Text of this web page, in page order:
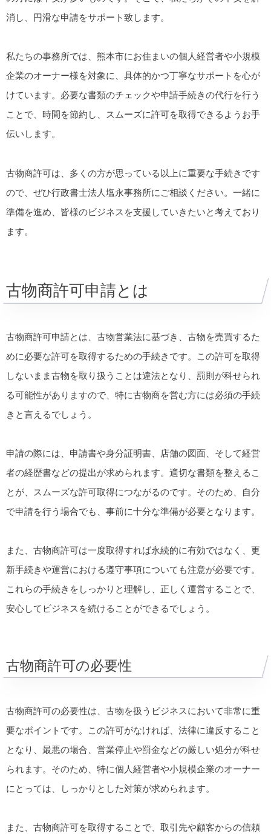
消し、円滑な申請をサポート致します。
私たちの事務所では、熊本市にお住まいの個人経営者や小規模
企業のオーナー様を対象に、具体的かつ丁寧なサポートを心が
けています。必要な書類のチェックや申請手続きの代行を行う
ことで、時間を節約し、スムーズに許可を取得できるようお手
伝いします。
古物商許可は、多くの方が思っている以上に重要な手続きです
ので、ぜひ行政書士法人塩永事務所にご相談ください。一緒に
準備を進め、皆様のビジネスを支援していきたいと考えており
ます。
古物商許可申請とは
古物商許可申請とは、古物営業法に基づき、古物を売買するた
めに必要な許可を取得するための手続きです。この許可を取得
しないまま古物を取り扱うことは違法となり、罰則が科せられ
る可能性がありますので、特に古物商を営む方には必須の手続
きと言えるでしょう。
申請の際には、申請書や身分証明書、店舗の図面、そして経営
者の経歴書などの提出が求められます。適切な書類を整えるこ
とが、スムーズな許可取得につながるのです。そのため、自分
で申請を行う場合でも、事前に十分な準備が必要となります。
また、古物商許可は一度取得すれば永続的に有効ではなく、更
新手続きや運営における遵守事項についても注意が必要です。
これらの手続きをしっかりと理解し、正しく運営することで、
安心してビジネスを続けることができるでしょう。
古物商許可の必要性
古物商許可の必要性は、古物を扱うビジネスにおいて非常に重
要なポイントです。この許可がなければ、法律に違反すること
となり、最悪の場合、営業停止や罰金などの厳しい処分が科せ
られます。そのため、特に個人経営者や小規模企業のオーナー
にとっては、しっかりとした対策が求められます。
また、古物商許可を取得することで、取引先や顧客からの信頼